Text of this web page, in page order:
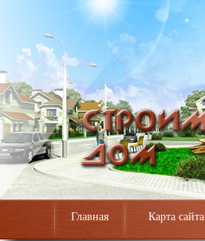
Главная Карта сайта